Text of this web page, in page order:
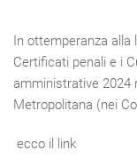
In ottemperanza alla
Certificati penali e i
amministrative 2024
Metropolitana (nei
ecco il link